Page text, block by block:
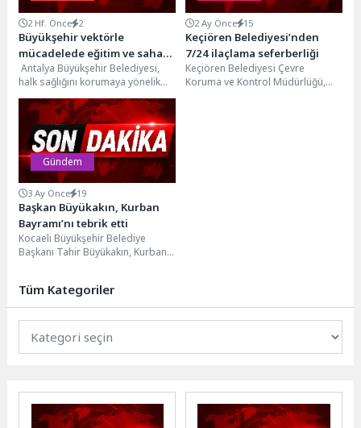
2 Hf. Önce 2
Büyükşehir vektörle
mücadelede eğitim ve saha
çalışmalarını sürdürüyor
Antalya Büyükşehir Belediyesi,
halk sağlığını korumaya yönelik
vektörle mücadele çalışmalarını
19 ilçede aralıksız sürdürüyor.
Ekipler...
2 Ay Önce 15
Keçiören Belediyesi’nden
7/24 ilaçlama seferberliği
Keçiören Belediyesi Çevre
Koruma ve Kontrol Müdürlüğü,
Gündem
3 Ay Önce 19
Başkan Büyükakın, Kurban
Bayramı’nı tebrik etti
Kocaeli Büyükşehir Belediye
Başkanı Tahir Büyükakın, Kurban
bayramını...
Tüm Kategoriler